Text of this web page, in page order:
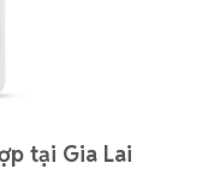
tại Gia Lai